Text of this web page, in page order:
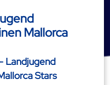
Mallorca
Landjugend
Stars